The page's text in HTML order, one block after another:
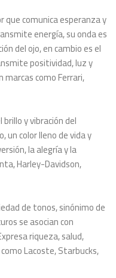
que comunica esperanza y
energía, su onda es
del ojo, en cambio es el
positividad, luz y
marcas como Ferrari,
y vibración del
un color lleno de vida y
la alegría y la
Harley-Davidson,
de tonos, sinónimo de
se asocian con
riqueza, salud,
Lacoste, Starbucks,